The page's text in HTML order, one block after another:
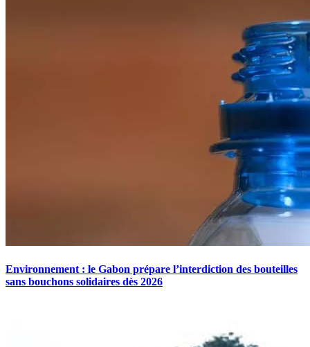
Environnement : le Gabon prépare l’interdiction des bouteilles
sans bouchons solidaires dès 2026